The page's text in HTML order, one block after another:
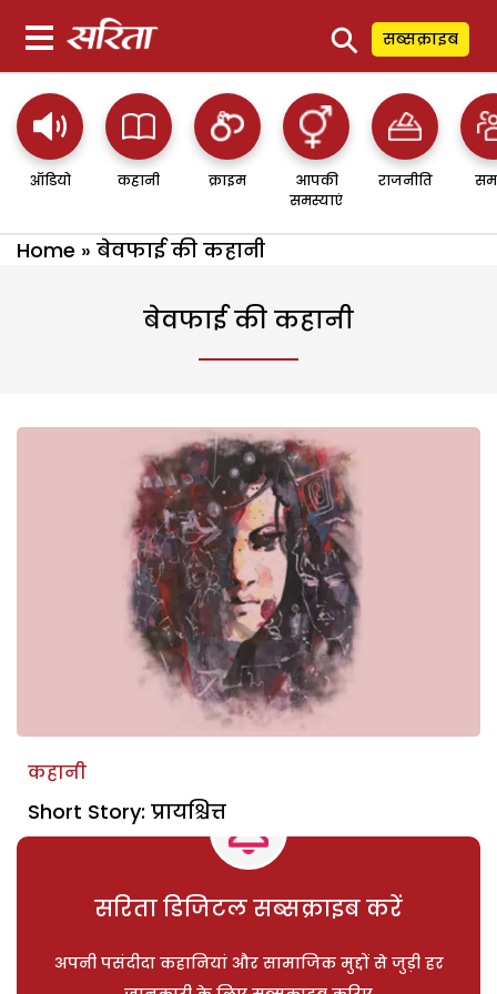
⚲ सब्सक्राइब
ऑडियो कहानी क्राइम
आपकी
समस्याएं
राजनीति
Home » बेवफाई की कहानी
बेवफाई की कहानी
कहानी
Short Story: प्रायश्चित्त
सरिता डिजिटल सब्सक्राइब करें
अपनी पसंदीदा कहानियां और सामाजिक मुद्दों से जुड़ी हर